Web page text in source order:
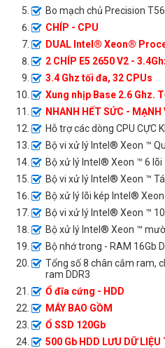
Bo mạch chủ Precision
CHÍP - CPU
DUAL Intel® Xeon®
2 CHÍP E5 2650 V2 -
3.4 Ghz tối đa, 32 CPUs
Xung nhịp Base 2.6 Ghz.
NHANH HẾT SỨC -
Hỗ trợ các dòng CPU CỰC
Bộ vi xử lý Intel® Xeon ™
Bộ xử lý Intel® Xeon ™ 6 lõi
Bộ vi xử lý Intel® Xeon ™
Bộ xử lý lõi kép Intel®
Bộ vi xử lý Intel® Xeon ™
Bộ xử lý Intel® Xeon ™
Bộ nhớ trong - RAM 16Gb
Tổng số 8 chân cắm ram,
ram DDR3
Ổ đĩa cứng - HDD
MÁY BAO GỒM
Ổ SSD 120Gb
500 Gb HDD LƯU DỮ LIỆU